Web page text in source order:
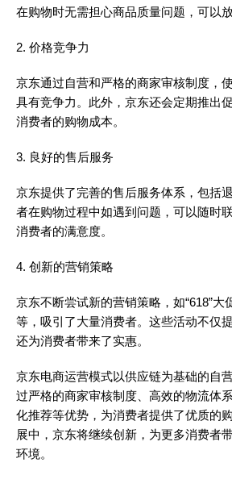
在购物时无需担心商品质量问题，可以放
2. 价格竞争力
京东通过自营和严格的商家审核制度，
具有竞争力。此外，京东还会定期推出
消费者的购物成本。
3. 良好的售后服务
京东提供了完善的售后服务体系，包括
者在购物过程中如遇到问题，可以随时
消费者的满意度。
4. 创新的营销策略
京东不断尝试新的营销策略，如“618”大
等，吸引了大量消费者。这些活动不仅
还为消费者带来了实惠。
京东电商运营模式以供应链为基础的自
过严格的商家审核制度、高效的物流体
化推荐等优势，为消费者提供了优质的
展中，京东将继续创新，为更多消费者
环境。